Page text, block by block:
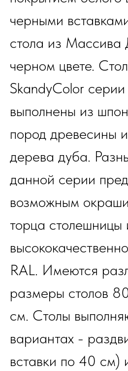
черными
стола из Массива
черном цвете.
SkandyColor
выполнены из
пород древесины
дерева дуба.
данной серии
возможным
торца столешницы
RAL. Имеются
размеры столов
см. Столы
вариантах -
вставки по 40 см)